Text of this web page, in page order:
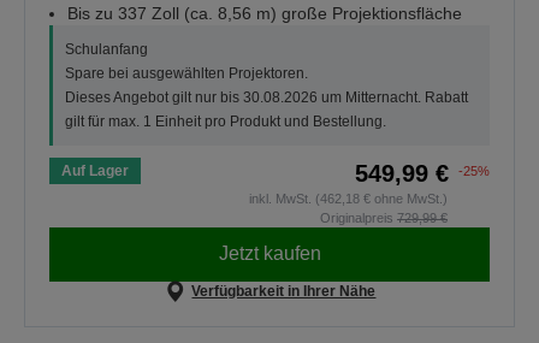
Bis zu 337 Zoll (ca. 8,56 m) große Projektionsfläche
Schulanfang
Spare bei ausgewählten Projektoren.
Dieses Angebot gilt nur bis 30.08.2026 um Mitternacht. Rabatt
gilt für max. 1 Einheit pro Produkt und Bestellung.
Auf Lager 549,99 €
-25%
inkl. MwSt. (462,18 € ohne MwSt.)
Originalpreis 729,99 €
Jetzt kaufen
Verfügbarkeit in Ihrer Nähe